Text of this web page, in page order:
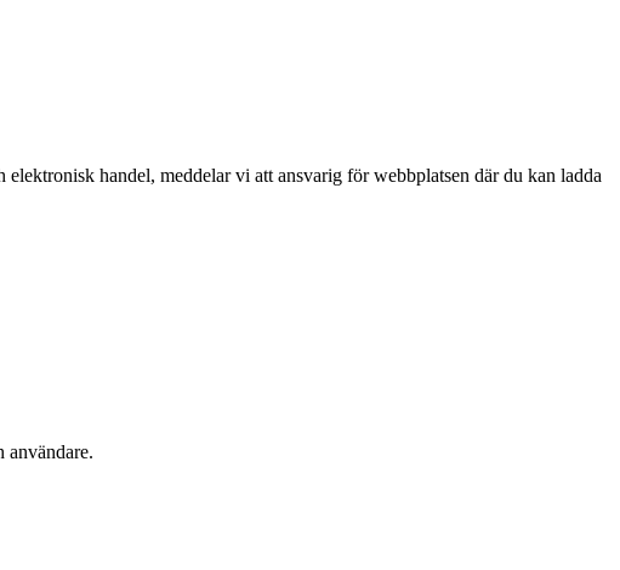
handel, meddelar vi att ansvarig för webbplatsen där du kan ladda